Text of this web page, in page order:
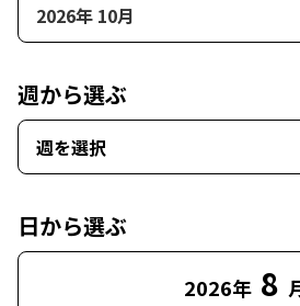
2026年 10月
週から選ぶ
週を選択
日から選ぶ
2026年 8